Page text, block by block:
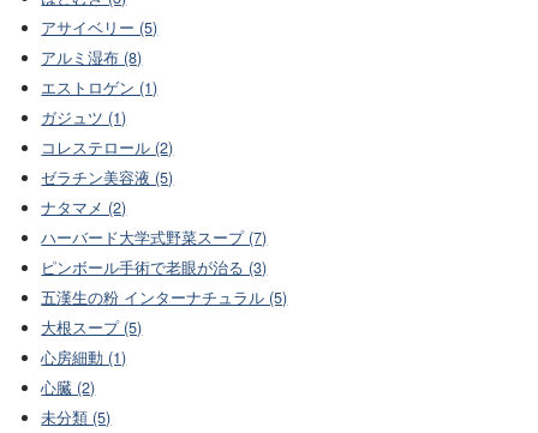
アサイベリー (5)
アルミ湿布 (8)
エストロゲン (1)
ガジュツ (1)
コレステロール (2)
ゼラチン美容液 (5)
ナタマメ (2)
ハーバード大学式野菜スープ (7)
ピンボール手術で老眼が治る (3)
五漢生の粉 インターナチュラル (5)
大根スープ (5)
心房細動 (1)
心臓 (2)
未分類 (5)